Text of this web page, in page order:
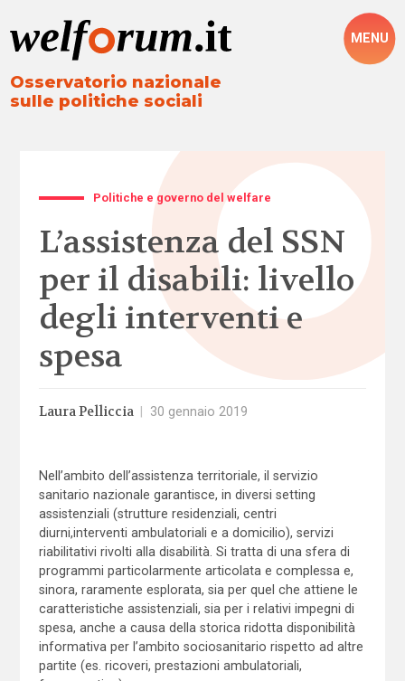
Osservatorio nazionale
sulle politiche sociali
MENU
Politiche e governo del welfare
L’assistenza del SSN
per il disabili: livello
degli interventi e
spesa
Laura Pelliccia 30 gennaio 2019
Nell’ambito dell’assistenza territoriale, il servizio
sanitario nazionale garantisce, in diversi setting
assistenziali (strutture residenziali, centri
diurni,interventi ambulatoriali e a domicilio), servizi
riabilitativi rivolti alla disabilità. Si tratta di una sfera di
programmi particolarmente articolata e complessa e,
sinora, raramente esplorata, sia per quel che attiene le
caratteristiche assistenziali, sia per i relativi impegni di
spesa, anche a causa della storica ridotta disponibilità
informativa per l’ambito sociosanitario rispetto ad altre
partite (es. ricoveri, prestazioni ambulatoriali,